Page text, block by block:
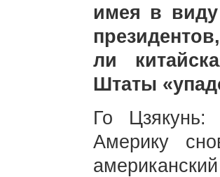
имея в
ли
Штаты
Го Цзякунь:
Америку